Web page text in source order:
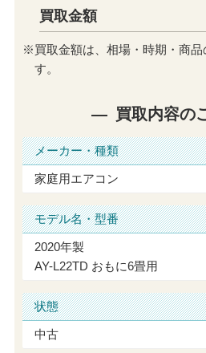
買取金額
※買取金額は、相場・時期・商品
す。
買取内容の
メーカー・種類
家庭用エアコン
モデル名・型番
2020年製
AY-L22TD おもに6畳用
状態
中古